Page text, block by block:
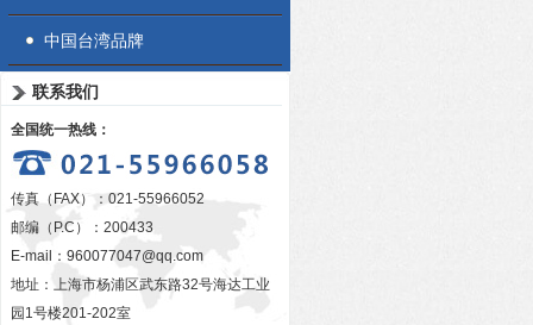
中国台湾品牌
联系我们
全国统一热线：
传真（FAX）：021-55966052
邮编（P.C）：200433
E-mail： 960077047@qq.com
地址：上海市杨浦区武东路32号海达工业
园1号楼201-202室